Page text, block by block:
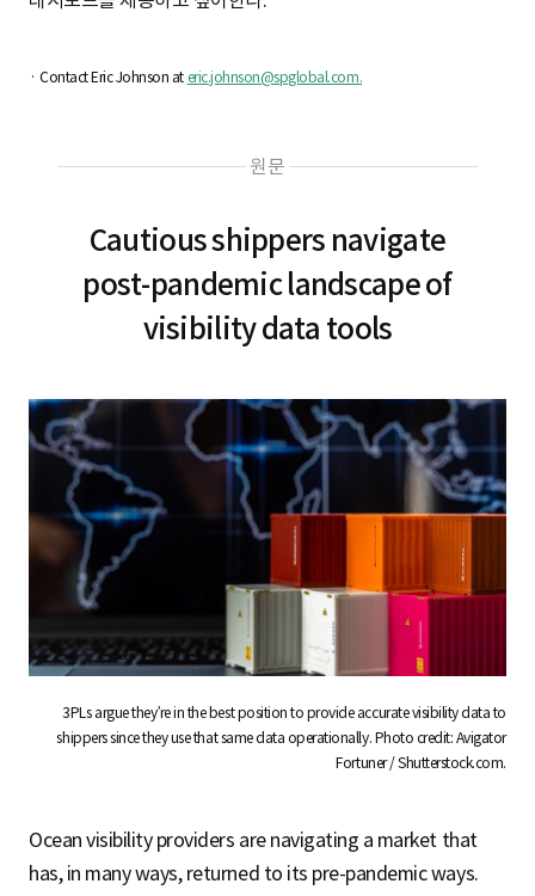
· Contact Eric Johnson at eric.johnson@spglobal.com.
원문
Cautious shippers navigate
post-pandemic landscape of
visibility data tools
3PLs argue they’re in the best position to provide accurate visibility data to
shippers since they use that same data operationally. Photo credit: Avigator
Fortuner / Shutterstock.com.
Ocean visibility providers are navigating a market that
has, in many ways, returned to its pre-pandemic ways.